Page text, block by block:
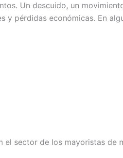
Un descuido, un
pérdidas económicas. En
sector de los mayoristas de